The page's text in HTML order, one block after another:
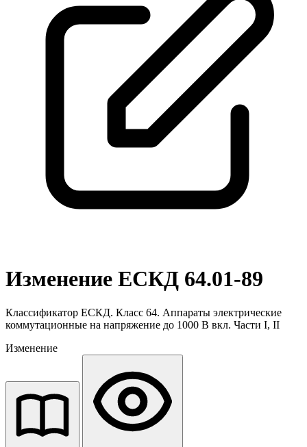
Изменение ЕСКД 64.01-89
Классификатор ЕСКД. Класс 64. Аппараты электрические
коммутационные на напряжение до 1000 В вкл. Части I, II
Изменение